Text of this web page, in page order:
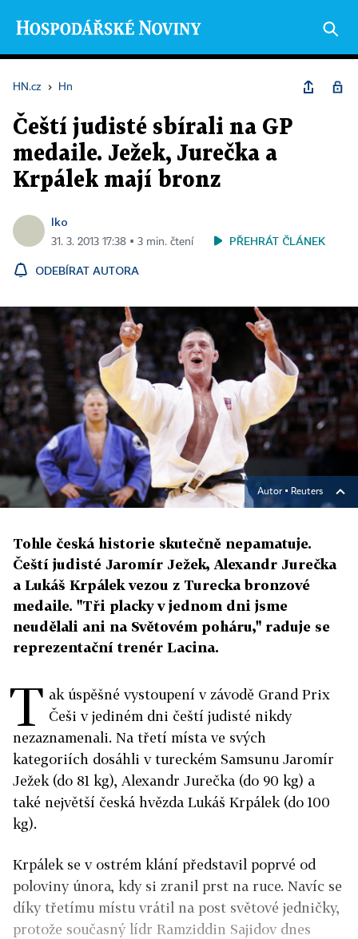
HN.cz › Hn
Čeští judisté sbírali na GP
medaile. Ježek, Jurečka a
Krpálek mají bronz
lko
31. 3. 2013 17:38 ▪ 3 min. čtení PŘEHRÁT ČLÁNEK
ODEBÍRAT AUTORA
Autor ▪ Reuters
Tohle česká historie skutečně nepamatuje.
Čeští judisté Jaromír Ježek, Alexandr Jurečka
a Lukáš Krpálek vezou z Turecka bronzové
medaile. "Tři placky v jednom dni jsme
neudělali ani na Světovém poháru," raduje se
reprezentační trenér Lacina.
T ak úspěšné vystoupení v závodě Grand Prix
Češi v jediném dni čeští judisté nikdy
nezaznamenali. Na třetí místa ve svých
kategoriích dosáhli v tureckém Samsunu Jaromír
Ježek (do 81 kg), Alexandr Jurečka (do 90 kg) a
také největší česká hvězda Lukáš Krpálek (do 100
kg).
Krpálek se v ostrém klání představil poprvé od
poloviny února, kdy si zranil prst na ruce. Navíc se
díky třetímu místu vrátil na post světové jedničky,
protože současný lídr Ramziddin Sajidov dnes